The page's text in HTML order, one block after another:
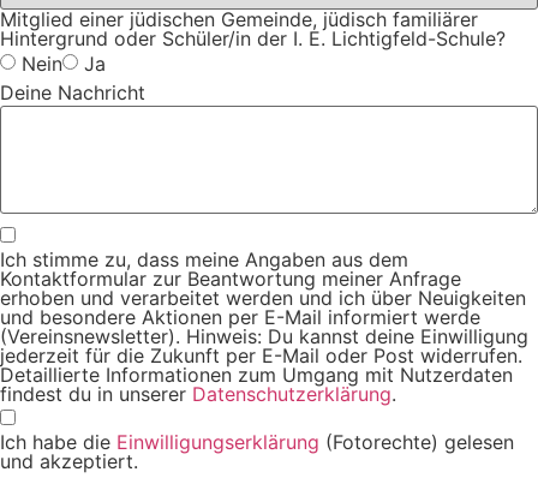
Mitglied einer jüdischen Gemeinde, jüdisch familiärer
Hintergrund oder Schüler/in der I. E. Lichtigfeld-Schule?
Nein
Ja
Deine Nachricht
Ich stimme zu, dass meine Angaben aus dem
Kontaktformular zur Beantwortung meiner Anfrage
erhoben und verarbeitet werden und ich über Neuigkeiten
und besondere Aktionen per E-Mail informiert werde
(Vereinsnewsletter). Hinweis: Du kannst deine Einwilligung
jederzeit für die Zukunft per E-Mail oder Post widerrufen.
Detaillierte Informationen zum Umgang mit Nutzerdaten
findest du in unserer Datenschutzerklärung.
Ich habe die Einwilligungserklärung (Fotorechte) gelesen
und akzeptiert.